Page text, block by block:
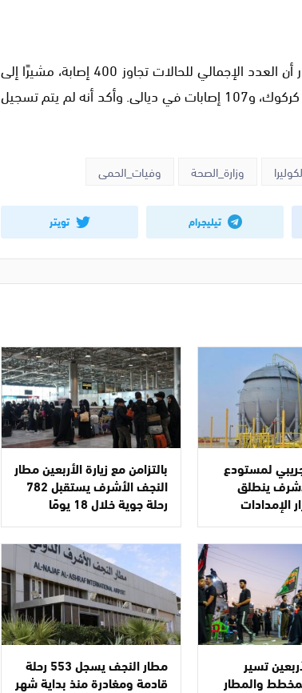
أما بالنسبة لحالات الإصابة بالكوليرا، فقد أوضح البدر أن العدد الإجمالي للحالات تجاوز 400 إصابة، مشيرًا إلى
تسجيل 119 إصابة في السليمانية، 109 إصابات في كركوك، و107 إصابات في ديالى. وأكد أنه لم يتم تسجيل
وزارة_الصحة وفيات_الحمى
تيليجرام تويتر
لمستودع
ينطلق
الإمدادات
بالتزامن مع زيارة الأربعين مطار
النجف الأشرف يستقبل 782
رحلة جوية خلال 18 يومًا
تسير
والمطار
مطار النجف يسجل 553 رحلة
قادمة ومغادرة منذ بداية شهر